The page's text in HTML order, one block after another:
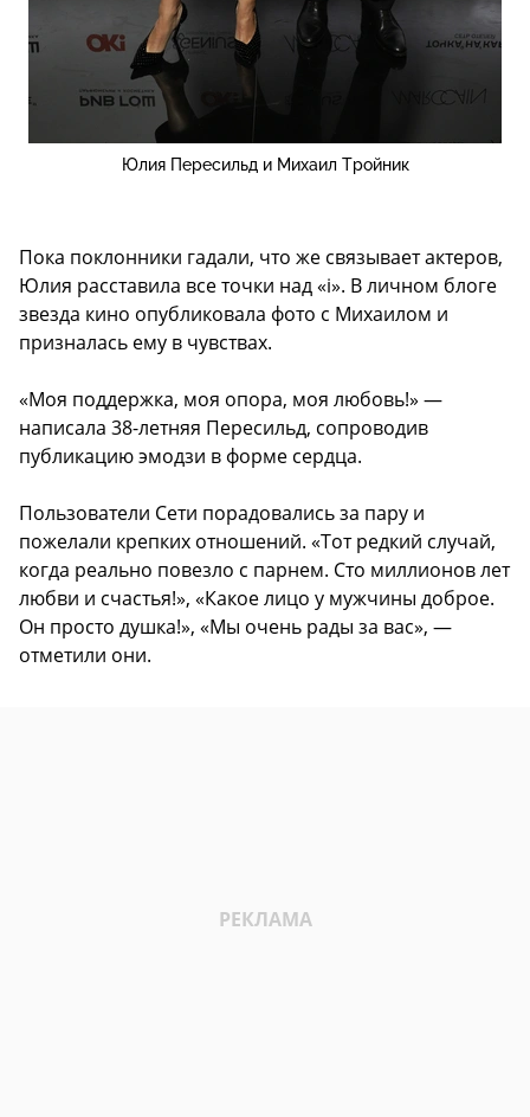
Юлия Пересильд и Михаил Тройник
Пока поклонники гадали, что же связывает актеров,
Юлия расставила все точки над «i». В личном блоге
звезда кино опубликовала фото с Михаилом и
призналась ему в чувствах.
«Моя поддержка, моя опора, моя любовь!» —
написала 38-летняя Пересильд, сопроводив
публикацию эмодзи в форме сердца.
Пользователи Сети порадовались за пару и
пожелали крепких отношений. «Тот редкий случай,
когда реально повезло с парнем. Сто миллионов лет
любви и счастья!», «Какое лицо у мужчины доброе.
Он просто душка!», «Мы очень рады за вас», —
отметили они.